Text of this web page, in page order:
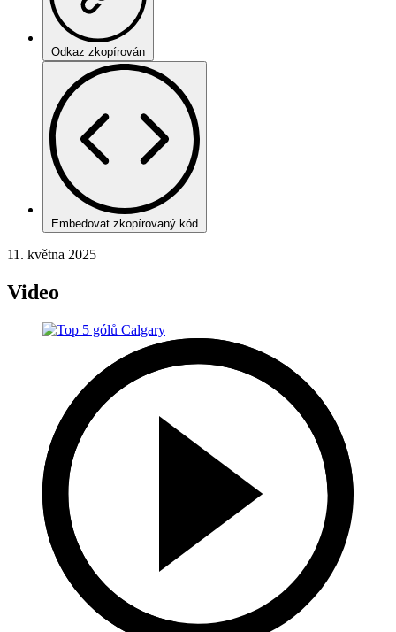
Odkaz zkopírován
Embedovat zkopírovaný kód
11. května 2025
Video